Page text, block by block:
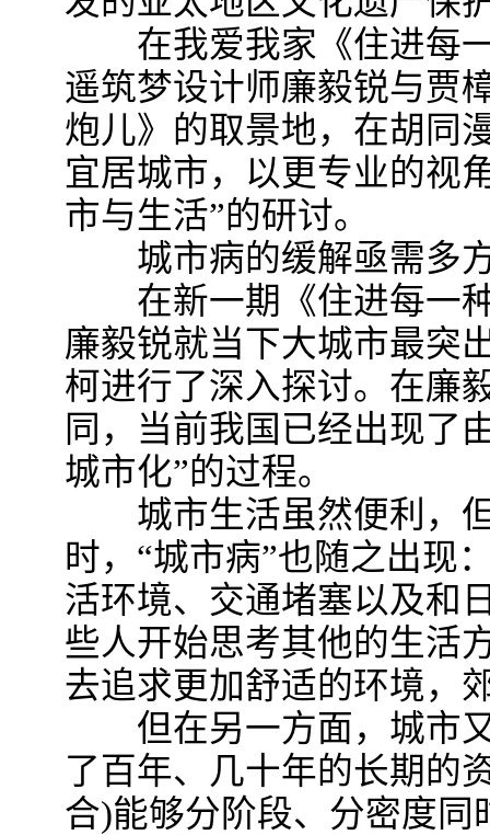
在我爱我家《住进每一
遥筑梦设计师廉毅锐与贾
炮儿》的取景地，在胡同
宜居城市，以更专业的视
市与生活”的研讨。
城市病的缓解亟需多
在新一期《住进每一种
廉毅锐就当下大城市最突
柯进行了深入探讨。在廉
同，当前我国已经出现
城市化”的过程。
城市生活虽然便利，但
时，“城市病”也随之出现
活环境、交通堵塞以及和
些人开始思考其他的生活
去追求更加舒适的环境，
但在另一方面，城市又
了百年、几十年的长期的
合)能够分阶段、分密度